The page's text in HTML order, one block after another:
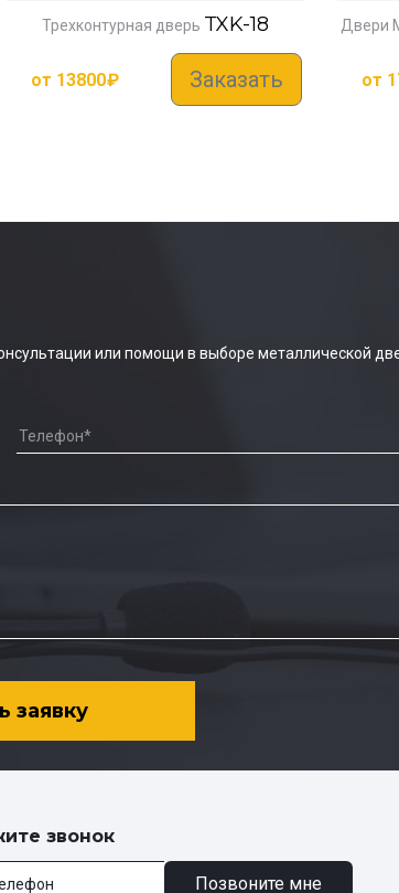
Трехконтурная дверь TXK-18
от 13800₽ Заказать
Двери
от
или помощи в выборе металлической
заявку
звонок
Позвоните мне